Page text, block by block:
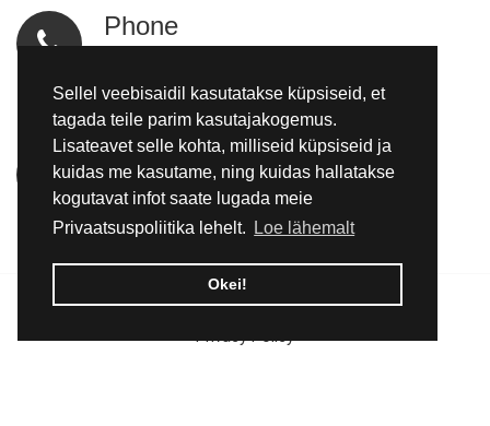
Sellel veebisaidil kasutatakse küpsiseid, et
tagada teile parim kasutajakogemus.
Lisateavet selle kohta, milliseid küpsiseid ja
kuidas me kasutame, ning kuidas hallatakse
kogutavat infot saate lugada meie
Privaatsuspoliitika lehelt.
Loe lähemalt
Okei!
Phone
Location
Kadapiku küla, Kadrina vald, Lääne-Virumaa
© 2026 Pomemet OÜ | All rights reserved.
Privacy Policy